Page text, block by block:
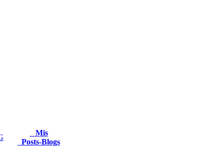
Mis
Posts-Blogs